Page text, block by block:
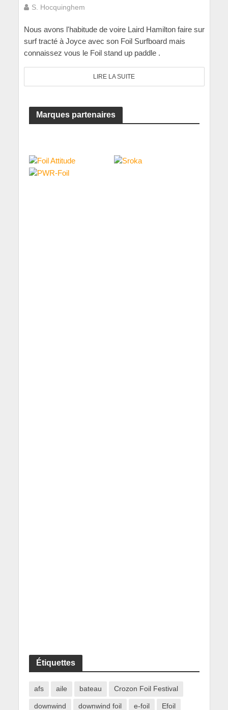
S. Hocquinghem
Nous avons l'habitude de voire Laird Hamilton faire sur
surf tracté à Joyce avec son Foil Surfboard mais
connaissez vous le Foil stand up paddle .
LIRE LA SUITE
Marques partenaires
Étiquettes
afs aile bateau Crozon Foil Festival
downwind downwind foil e-foil Efoil